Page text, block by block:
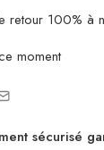
retour 100% à
moment
sécurisé